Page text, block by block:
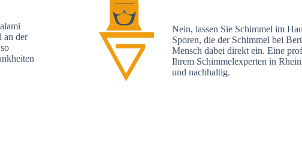
an der
Nein, lassen Sie Schimmel im
Sporen, die der Schimmel bei
Mensch dabei direkt ein. Eine
Ihrem Schimmelexperten in
und nachhaltig.